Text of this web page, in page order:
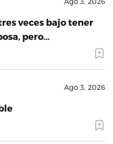
veces bajo tener
pero…
Ago 3, 2026